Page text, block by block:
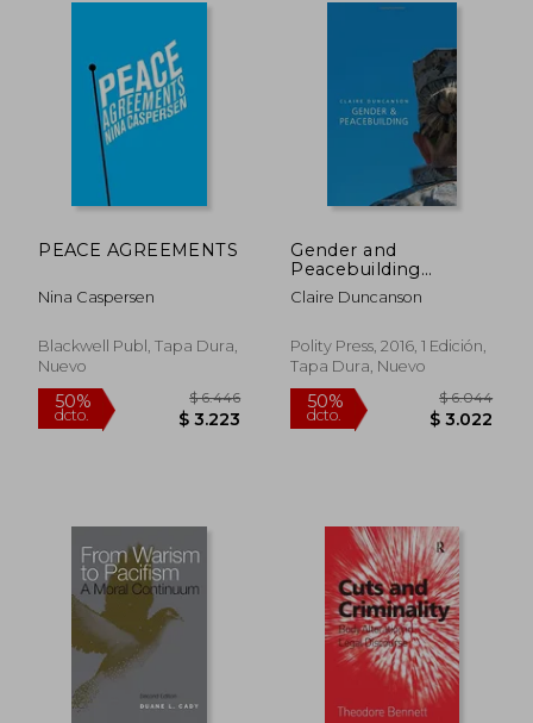
50%
PEACE AGREEMENTS
Nina Caspersen
Blackwell Publ, Tapa Dura,
Nuevo
Gender and
Peacebuilding
(Gender and Global
Politics) (en Inglés)
Claire Duncanson
Polity Press, 2016, 1 Edición,
Tapa Dura, Nuevo